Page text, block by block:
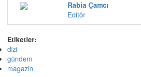
Rabia Çamcı
Editör
Etiketler:
dizi
gündem
magazin